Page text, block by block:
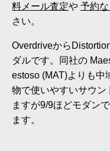
料メール査定や 予約
さい。
Overdriveから
ダルです。同社の
estoso (MAT)よりも中
物で使いやすいサウ
ますが9/9ほどモダン
ます。